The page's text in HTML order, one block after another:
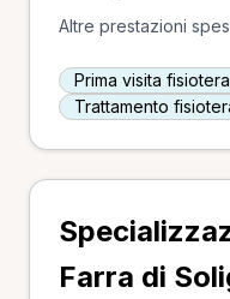
Altre prestazioni
Prima visita
Trattamento
Farra di